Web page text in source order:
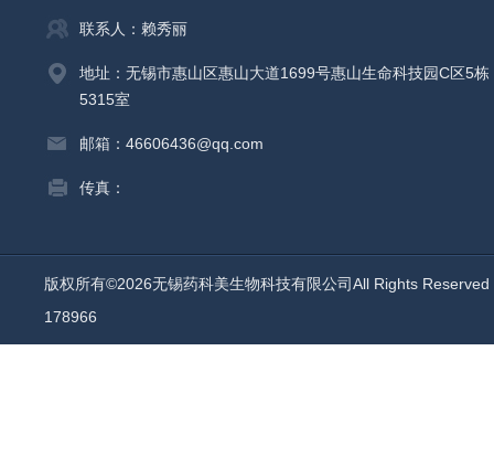
联系人：赖秀丽
地址：无锡市惠山区惠山大道1699号惠山生命科技园C区5栋
5315室
邮箱：46606436@qq.com
传真：
版权所有©2026无锡药科美生物科技有限公司All Rights
178966